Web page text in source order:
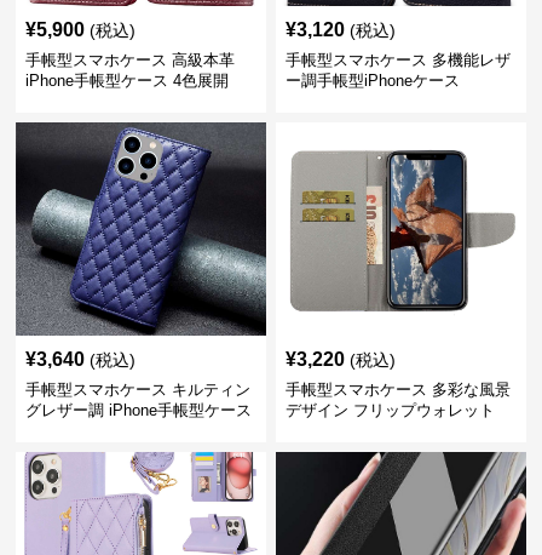
¥5,900 (税込)
手帳型スマホケース 高級本革
iPhone手帳型ケース 4色展開
¥3,120 (税込)
手帳型スマホケース 多機能レザ
ー調手帳型iPhoneケース
¥3,640 (税込)
手帳型スマホケース キルティン
グレザー調 iPhone手帳型ケース
¥3,220 (税込)
手帳型スマホケース 多彩な風景
デザイン フリップウォレット